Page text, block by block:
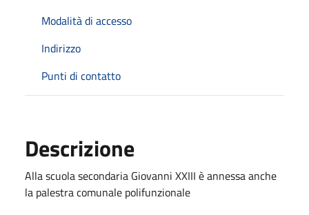
Modalità di accesso
Indirizzo
Punti di contatto
Descrizione
Alla scuola secondaria Giovanni XXIII è annessa anche
la palestra comunale polifunzionale